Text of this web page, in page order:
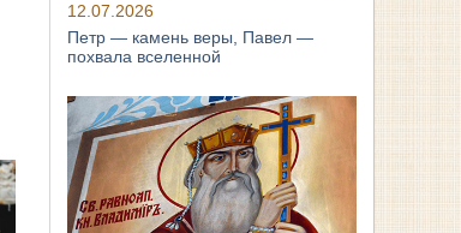
12.07.2026
Петр — камень веры, Павел —
похвала вселенной